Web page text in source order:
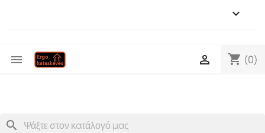

 shopping_cart (0)

search